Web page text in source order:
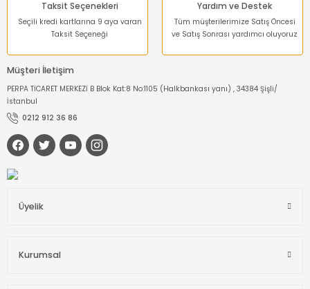
Taksit Seçenekleri
Seçili kredi kartlarına 9 aya varan
Taksit Seçeneği
Yardım ve Destek
Tüm müşterilerimize Satış Öncesi
ve Satış Sonrası yardımcı oluyoruz
Müşteri İletişim
PERPA TİCARET MERKEZİ B Blok Kat:8 No:1105 (Halkbankası yanı) , 34384 Şişli/
İstanbul
0212 912 36 86
Üyelik
Kurumsal